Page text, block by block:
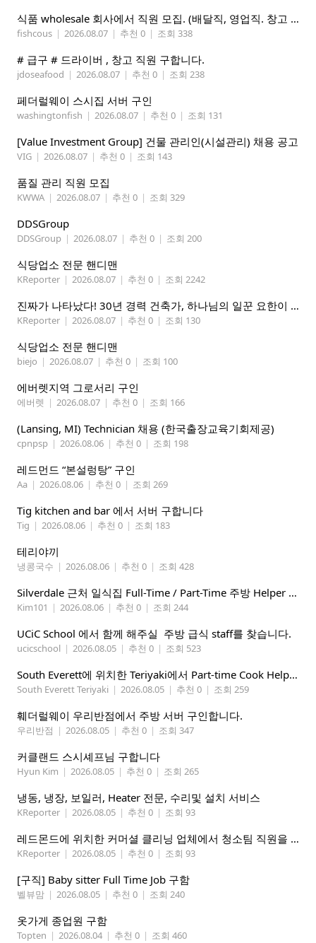
식품 wholesale 회사에서 직원 모집. (배달직, 영업직. 창고 관리직)
fishcous | 2026.08.07 | 추천 0 | 조회 338
# 급구 # 드라이버 , 창고 직원 구합니다.
jdoseafood | 2026.08.07 | 추천 0 | 조회 238
페더럴웨이 스시집 서버 구인
washingtonfish | 2026.08.07 | 추천 0 | 조회 131
[Value Investment Group] 건물 관리인(시설관리) 채용 공고
VIG | 2026.08.07 | 추천 0 | 조회 143
품질 관리 직원 모집
KWWA | 2026.08.07 | 추천 0 | 조회 329
DDSGroup
DDSGroup | 2026.08.07 | 추천 0 | 조회 200
식당업소 전문 핸디맨
KReporter | 2026.08.07 | 추천 0 | 조회 2242
진짜가 나타났다! 30년 경력 건축가, 하나님의 일꾼 요한이 책임 시공합니다.
KReporter | 2026.08.07 | 추천 0 | 조회 130
식당업소 전문 핸디맨
biejo | 2026.08.07 | 추천 0 | 조회 100
에버렛지역 그로서리 구인
에버렛 | 2026.08.07 | 추천 0 | 조회 166
(Lansing, MI) Technician 채용 (한국출장교육기회제공)
cpnpsp | 2026.08.06 | 추천 0 | 조회 198
레드먼드 “본설렁탕” 구인
Aa | 2026.08.06 | 추천 0 | 조회 269
Tig kitchen and bar 에서 서버 구합니다
Tig | 2026.08.06 | 추천 0 | 조회 183
테리야끼
냉콩국수 | 2026.08.06 | 추천 0 | 조회 428
Silverdale 근처 일식집 Full-Time / Part-Time 주방 Helper 구합니다.
Kim101 | 2026.08.06 | 추천 0 | 조회 244
UCiC School 에서 함께 해주실 주방 급식 staff를 찾습니다.
ucicschool | 2026.08.05 | 추천 0 | 조회 523
South Everett에 위치한 Teriyaki에서 Part-time Cook Helper 구합니다. Mon-Sat, 4:00 pm-8:30 pm
South Everett Teriyaki | 2026.08.05 | 추천 0 | 조회 259
훼더럴웨이 우리반점에서 주방 서버 구인합니다.
우리반점 | 2026.08.05 | 추천 0 | 조회 347
커클랜드 스시셰프님 구합니다
Hyun Kim | 2026.08.05 | 추천 0 | 조회 265
냉동, 냉장, 보일러, Heater 전문, 수리및 설치 서비스
KReporter | 2026.08.05 | 추천 0 | 조회 93
레드몬드에 위치한 커머셜 클리닝 업체에서 청소팀 직원을 모집합니다.
KReporter | 2026.08.05 | 추천 0 | 조회 93
[구직] Baby sitter Full Time Job 구함
벨뷰맘 | 2026.08.05 | 추천 0 | 조회 240
옷가게 종업원 구함
Topten | 2026.08.04 | 추천 0 | 조회 460